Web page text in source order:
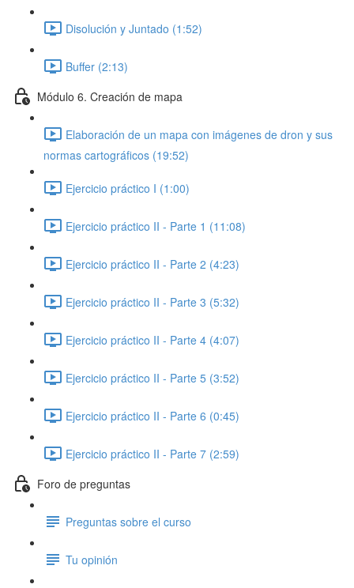
Disolución y Juntado (1:52)
Buffer (2:13)
Módulo 6. Creación de mapa
Elaboración de un mapa con imágenes de dron y sus
normas cartográficos (19:52)
Ejercicio práctico I (1:00)
Ejercicio práctico II - Parte 1 (11:08)
Ejercicio práctico II - Parte 2 (4:23)
Ejercicio práctico II - Parte 3 (5:32)
Ejercicio práctico II - Parte 4 (4:07)
Ejercicio práctico II - Parte 5 (3:52)
Ejercicio práctico II - Parte 6 (0:45)
Ejercicio práctico II - Parte 7 (2:59)
Foro de preguntas
Preguntas sobre el curso
Tu opinión